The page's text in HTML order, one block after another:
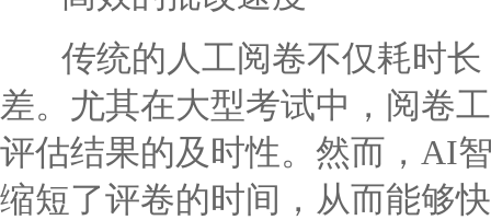
传统的人工阅卷不仅耗时长
差。尤其在大型考试中，阅卷
评估结果的及时性。然而，AI
缩短了评卷的时间，从而能够